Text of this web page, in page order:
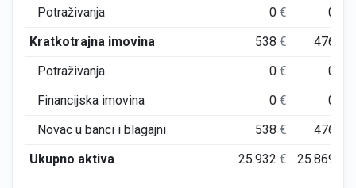
Potraživanja
0€ 0
Kratkotrajna imovina
538€ 476
Potraživanja
0€ 0
Financijska imovina
0€ 0
Novac u banci i blagajni
538€ 476
Ukupno aktiva
25.932€ 25.869